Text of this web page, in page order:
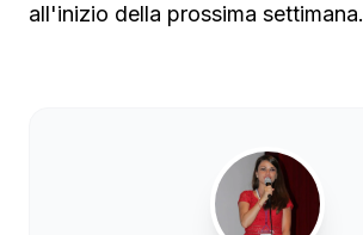
all'inizio della prossima settimana.